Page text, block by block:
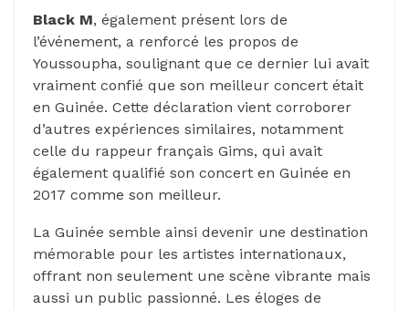
Black M, également présent lors de
l’événement, a renforcé les propos de
Youssoupha, soulignant que ce dernier lui avait
vraiment confié que son meilleur concert était
en Guinée. Cette déclaration vient corroborer
d’autres expériences similaires, notamment
celle du rappeur français Gims, qui avait
également qualifié son concert en Guinée en
2017 comme son meilleur.
La Guinée semble ainsi devenir une destination
mémorable pour les artistes internationaux,
offrant non seulement une scène vibrante mais
aussi un public passionné. Les éloges de